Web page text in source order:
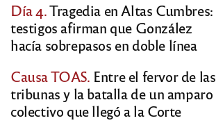
Día 4.Tragedia en Altas Cumbres:
testigos afirman que González
hacía sobrepasos en doble línea
Causa TOAS. Entre el fervor de las
tribunas y la batalla de un amparo
colectivo que llegó a la Corte